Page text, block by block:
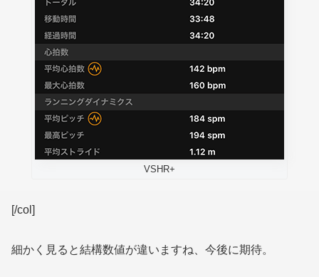
VSHR+
[/col]
細かく見ると結構数値が違いますね、今後に期待。